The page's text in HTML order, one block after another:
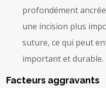
profondément
une incision plus
suture, ce qui peut
important et durable.
Facteurs aggravants